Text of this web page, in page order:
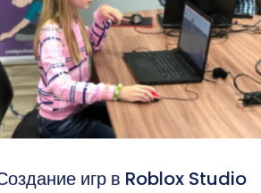
игр в Roblox Studio